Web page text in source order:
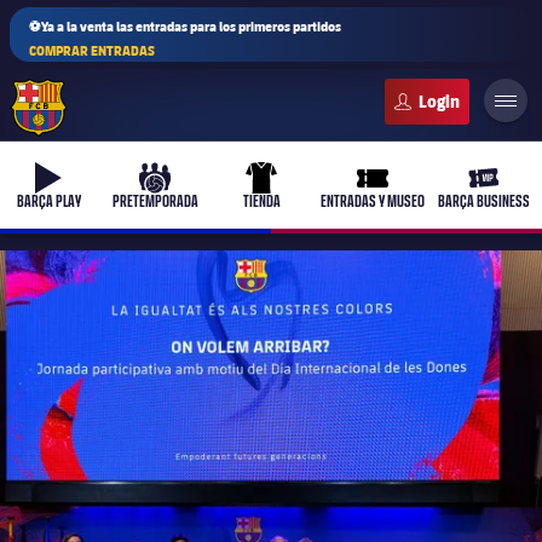
⚽Ya a la venta las entradas para los primeros partidos
COMPRAR ENTRADAS
b-play
BARÇA PLAY
culers-ball
PRETEMPORADA
uniform
TIENDA
ticket-full
ENTRADAS Y MUSEO
ticket-
BARÇA BUSINESS
Primer equipo
Femenino
Actualidad
Barça Atlètic
plusicon
más